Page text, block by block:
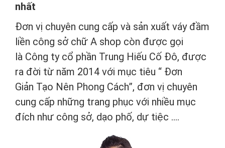
nhất
Đơn vị chuyên cung cấp và sản xuất váy đầm
liền công sở chữ A shop còn được gọi
là Công ty cổ phần Trung Hiếu Cố Đô, được
ra đời từ năm 2014 với mục tiêu “ Đơn
Giản Tạo Nên Phong Cách”, đơn vị chuyên
cung cấp những trang phục với nhiều mục
đích như công sở, dạo phố, dự tiệc ….